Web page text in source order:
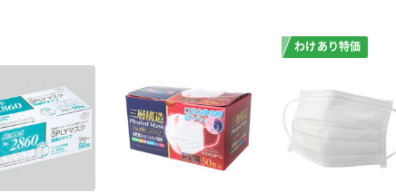
わけあり特価